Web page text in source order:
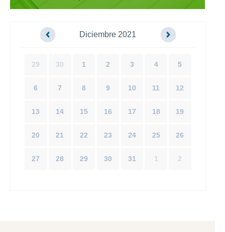
Diciembre 2021
29 30 1 2 3 4 5
6 7 8 9 10 11 12
13 14 15 16 17 18 19
20 21 22 23 24 25 26
27 28 29 30 31 1 2